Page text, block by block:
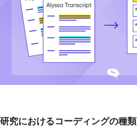
研究におけるコーディングの種類